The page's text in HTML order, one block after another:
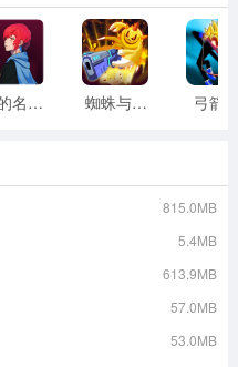
她的名字叫火 蜘蛛与激光剑 弓箭
815.0MB
5.4MB
613.9MB
57.0MB
53.0MB